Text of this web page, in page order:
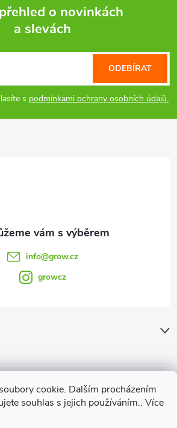
cookie. Dalším procházením
souhlas s jejich používáním.. Více
o novinkách
a slevách
s podmínkami ochrany osobních údajů.
ODEBÍRAT
info@grow.cz
growcz